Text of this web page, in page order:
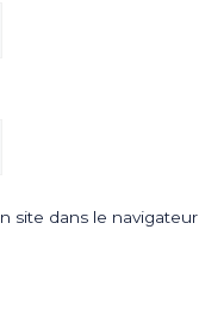
site dans le